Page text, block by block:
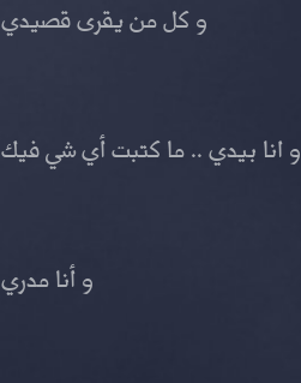
و كل من يقرى قصيدي
و انا بيدي .. ما كتبت أي شي فيك
و أنا مدري